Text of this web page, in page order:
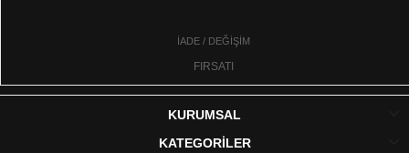
İADE / DEĞİŞİM
FIRSATI
KURUMSAL
KATEGORİLER